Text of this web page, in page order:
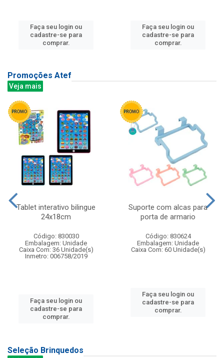
Faça seu login ou
cadastre-se para
comprar.
Faça seu login ou
cadastre-se para
comprar.
Promoções Atef
Veja mais
Tablet interativo bilingue
24x18cm
Código: 830030
Embalagem: Unidade
Caixa Com: 36 Unidade(s)
Inmetro: 006758/2019
Faça seu login ou
cadastre-se para
comprar.
Suporte com alcas para
porta de armario
Código: 830624
Embalagem: Unidade
Caixa Com: 60 Unidade(s)
Faça seu login ou
cadastre-se para
comprar.
Seleção Brinquedos